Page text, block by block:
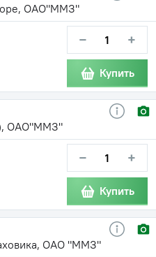
ОАО"ММЗ"
− +
Купить
ОАО"ММЗ"
− +
Купить
ОАО "ММЗ"